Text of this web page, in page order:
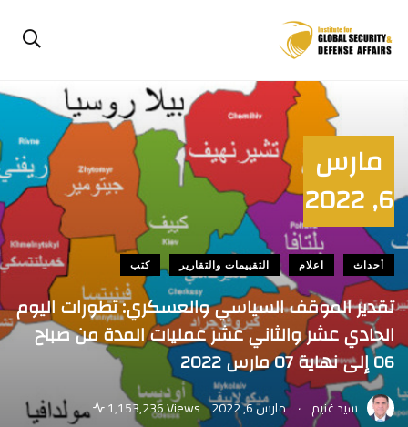
مارس
6, 2022
أحداث اعلام التقييمات والتقارير كتب
تقدير الموقف السياسي والعسكري: تطورات اليوم
الحادي عشر والثاني عشر عمليات المدة من صباح
06 إلى نهاية 07 مارس 2022
سيد غنيم . مارس 6, 2022
1٬153,236 Views